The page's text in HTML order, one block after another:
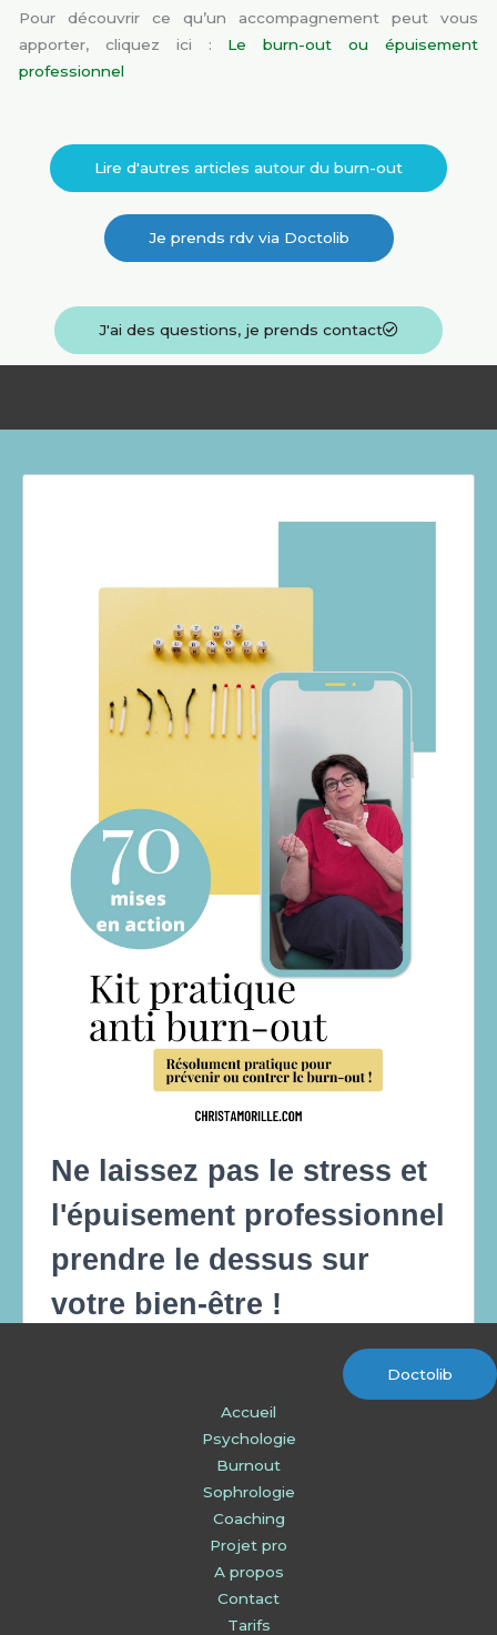
Pour découvrir ce qu’un accompagnement peut vous
apporter, cliquez ici : Le burn-out ou épuisement
professionnel
Lire d'autres articles autour du burn-out
Je prends rdv via Doctolib
J'ai des questions, je prends contact
Doctolib
Accueil
Psychologie
Burnout
Sophrologie
Coaching
Projet pro
A propos
Contact
Tarifs